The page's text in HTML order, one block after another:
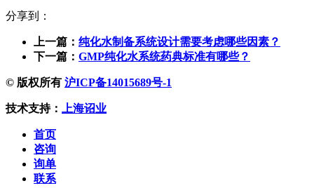
分享到：
上一篇： 纯化水制备系统设计需要考虑哪些因素？
下一篇： GMP纯化水系统药典标准有哪些？
© 版权所有 沪ICP备14015689号-1
技术支持： 上海诏业
首页
咨询
询单
联系